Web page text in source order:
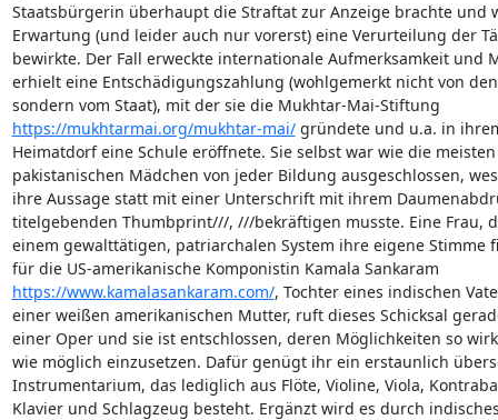
Staatsbürgerin überhaupt die Straftat zur Anzeige brachte und
Erwartung (und leider auch nur vorerst) eine Verurteilung der
bewirkte. Der Fall erweckte internationale Aufmerksamkeit und
erhielt eine Entschädigungszahlung (wohlgemerkt nicht von
https://mukhtarmai.org/mukhtar-mai/ gründete und u.a. in
Heimatdorf eine Schule eröffnete. Sie selbst war wie die
pakistanischen Mädchen von jeder Bildung ausgeschlossen,
ihre Aussage statt mit einer Unterschrift mit ihrem
titelgebenden Thumbprint///, ///bekräftigen musste. Eine Frau,
einem gewalttätigen, patriarchalen System ihre eigene Stimme
https://www.kamalasankaram.com/, Tochter eines indischen
einer weißen amerikanischen Mutter, ruft dieses Schicksal
einer Oper und sie ist entschlossen, deren Möglichkeiten so
wie möglich einzusetzen. Dafür genügt ihr ein erstaunlich
Instrumentarium, das lediglich aus Flöte, Violine, Viola,
Klavier und Schlagzeug besteht. Ergänzt wird es durch